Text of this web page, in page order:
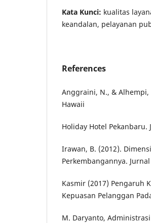
Kata Kunci: kualitas
keandalan, pelayanan
References
Anggraini, N., & Alhempi,
Hawaii
Holiday Hotel Pekanbaru.
Irawan, B. (2012).
Perkembangannya.
Kasmir (2017) Pengaruh
Kepuasan Pelanggan
M. Daryanto,